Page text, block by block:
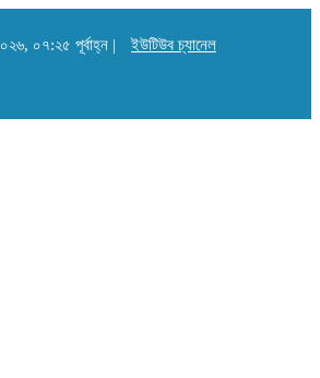
০৭:২৫ পূর্বাহ্ন | ইউটিউব চ্যানেল